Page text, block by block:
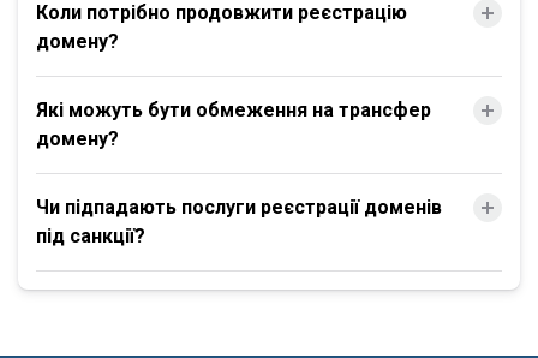
Коли потрібно продовжити реєстрацію
домену?
Які можуть бути обмеження на трансфер
домену?
Чи підпадають послуги реєстрації доменів
під санкції?